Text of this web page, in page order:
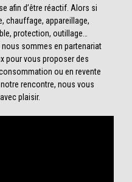
afin d’être réactif. Alors si
chauffage, appareillage,
protection, outillage…
sommes en partenariat
pour vous proposer des
ou en revente
rencontre, nous vous
plaisir.